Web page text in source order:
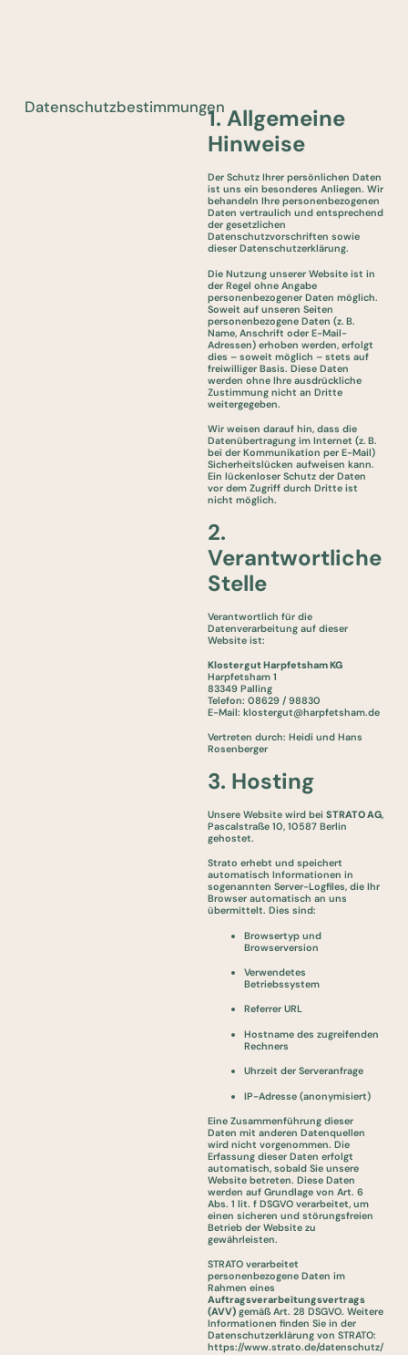
Datenschutzbestimmungen1. Allgemeine
Hinweise
Der Schutz Ihrer persönlichen Daten
ist uns ein besonderes Anliegen. Wir
behandeln Ihre personenbezogenen
Daten vertraulich und entsprechend
der gesetzlichen
Datenschutzvorschriften sowie
dieser Datenschutzerklärung.
Die Nutzung unserer Website ist in
der Regel ohne Angabe
personenbezogener Daten möglich.
Soweit auf unseren Seiten
personenbezogene Daten (z. B.
Name, Anschrift oder E-Mail-
Adressen) erhoben werden, erfolgt
dies – soweit möglich – stets auf
freiwilliger Basis. Diese Daten
werden ohne Ihre ausdrückliche
Zustimmung nicht an Dritte
weitergegeben.
Wir weisen darauf hin, dass die
Datenübertragung im Internet (z. B.
bei der Kommunikation per E-Mail)
Sicherheitslücken aufweisen kann.
Ein lückenloser Schutz der Daten
vor dem Zugriff durch Dritte ist
nicht möglich.
2.
Verantwortliche
Stelle
Verantwortlich für die
Datenverarbeitung auf dieser
Website ist:
Klostergut Harpfetsham KG
Harpfetsham 1
83349 Palling
Telefon: 08629 / 98830
E-Mail:klostergut@harpfetsham.de
Vertreten durch: Heidi und Hans
Rosenberger
3. Hosting
Unsere Website wird beiSTRATO AG,
Pascalstraße 10, 10587 Berlin
gehostet.
Strato erhebt und speichert
automatisch Informationen in
sogenannten Server-Logfiles, die Ihr
Browser automatisch an uns
übermittelt. Dies sind:
Browsertyp und
Browserversion
Verwendetes
Betriebssystem
Referrer URL
Hostname des zugreifenden
Rechners
Uhrzeit der Serveranfrage
IP-Adresse (anonymisiert)
Eine Zusammenführung dieser
Daten mit anderen Datenquellen
wird nicht vorgenommen. Die
Erfassung dieser Daten erfolgt
automatisch, sobald Sie unsere
Website betreten. Diese Daten
werden auf Grundlage von Art. 6
Abs. 1 lit. f DSGVO verarbeitet, um
einen sicheren und störungsfreien
Betrieb der Website zu
gewährleisten.
STRATO verarbeitet
personenbezogene Daten im
Rahmen eines
Auftragsverarbeitungsvertrags
(AVV) gemäß Art. 28 DSGVO. Weitere
Informationen finden Sie in der
Datenschutzerklärung von STRATO:
https://www.strato.de/datenschutz/